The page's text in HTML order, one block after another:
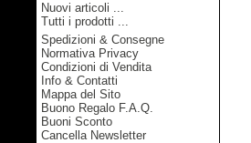
Nuovi articoli ...
Tutti i prodotti ...
Informazioni
Spedizioni & Consegne
Normativa Privacy
Condizioni di Vendita
Info & Contatti
Mappa del Sito
Buono Regalo F.A.Q.
Buoni Sconto
Cancella Newsletter